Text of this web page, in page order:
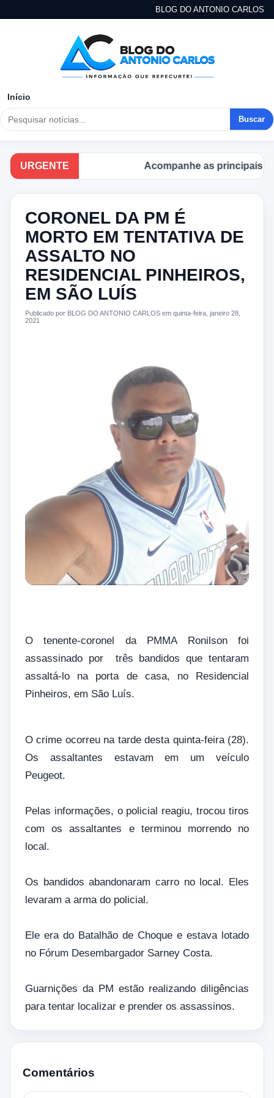
BLOG DO ANTONIO CARLOS
Início
Buscar
URGENTE Acompanhe as principais
CORONEL DA PM É
MORTO EM TENTATIVA DE
ASSALTO NO
RESIDENCIAL PINHEIROS,
EM SÃO LUÍS
Publicado por BLOG DO ANTONIO CARLOS em quinta-feira, janeiro 28,
2021
O tenente-coronel da PMMA Ronilson foi
assassinado por três bandidos que tentaram
assaltá-lo na porta de casa, no Residencial
Pinheiros, em São Luís.
O crime ocorreu na tarde desta quinta-feira (28).
Os assaltantes estavam em um veículo
Peugeot.
Pelas informações, o policial reagiu, trocou tiros
com os assaltantes e terminou morrendo no
local.
Os bandidos abandonaram carro no local. Eles
levaram a arma do policial.
Ele era do Batalhão de Choque e estava lotado
no Fórum Desembargador Sarney Costa.
Guarnições da PM estão realizando diligências
para tentar localizar e prender os assassinos.
Comentários